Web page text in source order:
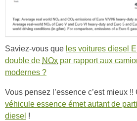
Saviez-vous que les voitures diesel
double de NOx par rapport aux
modernes ?
Vous pensez l’essence c’est mieux !!
véhicule essence émet autant de
diesel !